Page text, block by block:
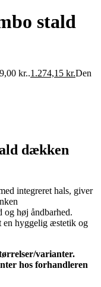
stald
kr..1.274,15 kr.Den
dækken
integreret hals, giver
og høj åndbarhed.
en hyggelig æstetik og
varianter.
hos forhandleren